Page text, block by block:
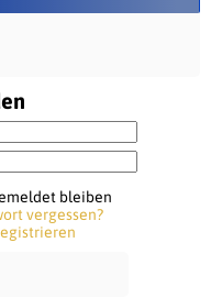
bleiben
vergessen?